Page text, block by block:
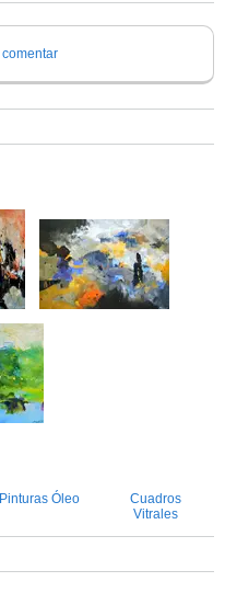
comentar
Pinturas Óleo
Cuadros
Vitrales